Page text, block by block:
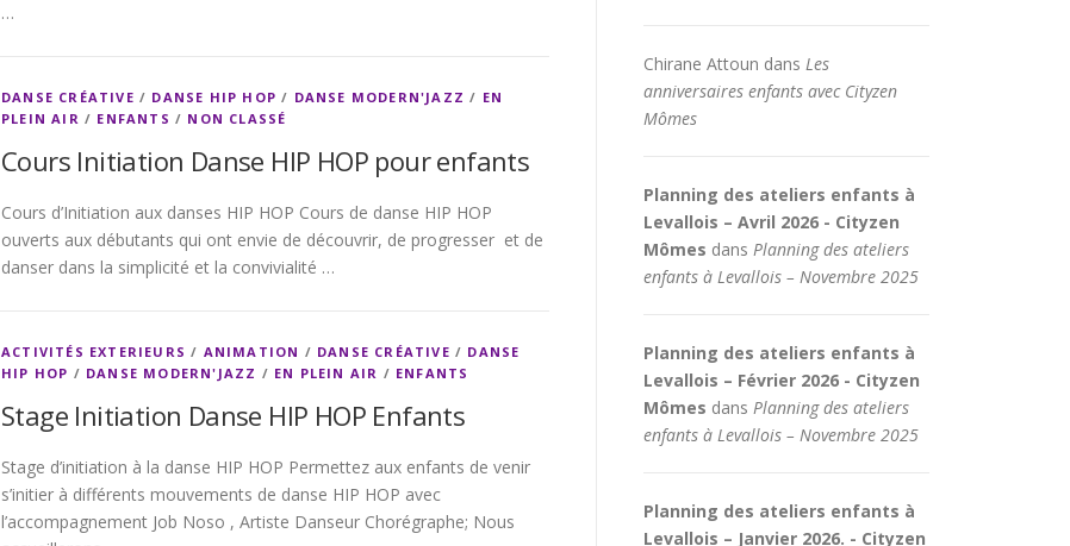
…
DANSE CRÉATIVE / DANSE HIP HOP / DANSE MODERN'JAZZ / EN
PLEIN AIR / ENFANTS / NON CLASSÉ
Cours Initiation Danse HIP HOP pour enfants
Cours d’Initiation aux danses HIP HOP Cours de danse HIP HOP
ouverts aux débutants qui ont envie de découvrir, de progresser et de
danser dans la simplicité et la convivialité …
ACTIVITÉS EXTERIEURS / ANIMATION / DANSE CRÉATIVE / DANSE
HIP HOP / DANSE MODERN'JAZZ / EN PLEIN AIR / ENFANTS
Stage Initiation Danse HIP HOP Enfants
Stage d’initiation à la danse HIP HOP Permettez aux enfants de venir
s’initier à différents mouvements de danse HIP HOP avec
l’accompagnement Job Noso , Artiste Danseur Chorégraphe; Nous
Chirane Attoun dans Les
anniversaires enfants avec Cityzen
Mômes
Planning des ateliers enfants à
Levallois – Avril 2026 - Cityzen
Mômes dans Planning des ateliers
enfants à Levallois – Novembre 2025
Planning des ateliers enfants à
Levallois – Février 2026 - Cityzen
Mômes dans Planning des ateliers
enfants à Levallois – Novembre 2025
Planning des ateliers enfants à
Levallois – Janvier 2026. - Cityzen